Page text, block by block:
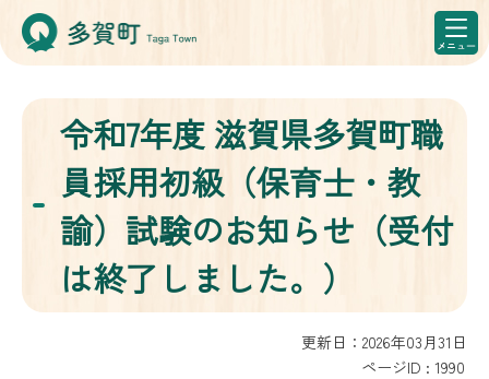
令和7年度 滋賀県多賀町職
員採用初級（保育士・教
諭）試験のお知らせ（受付
は終了しました。）
更新日：2026年03月31日
ページID : 1990